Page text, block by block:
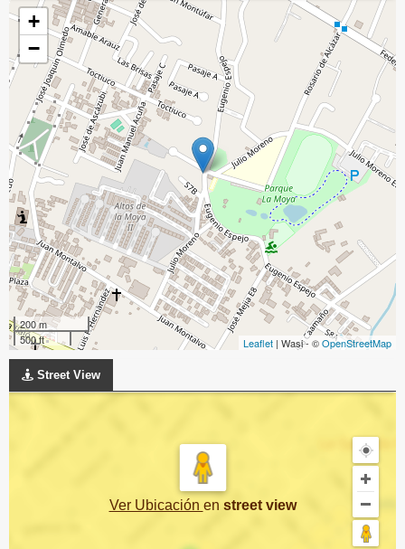
+
−
200 m
500 ft
Leaflet | Wasi - ©OpenStreetMap
Street View
Ver Ubicación en street view